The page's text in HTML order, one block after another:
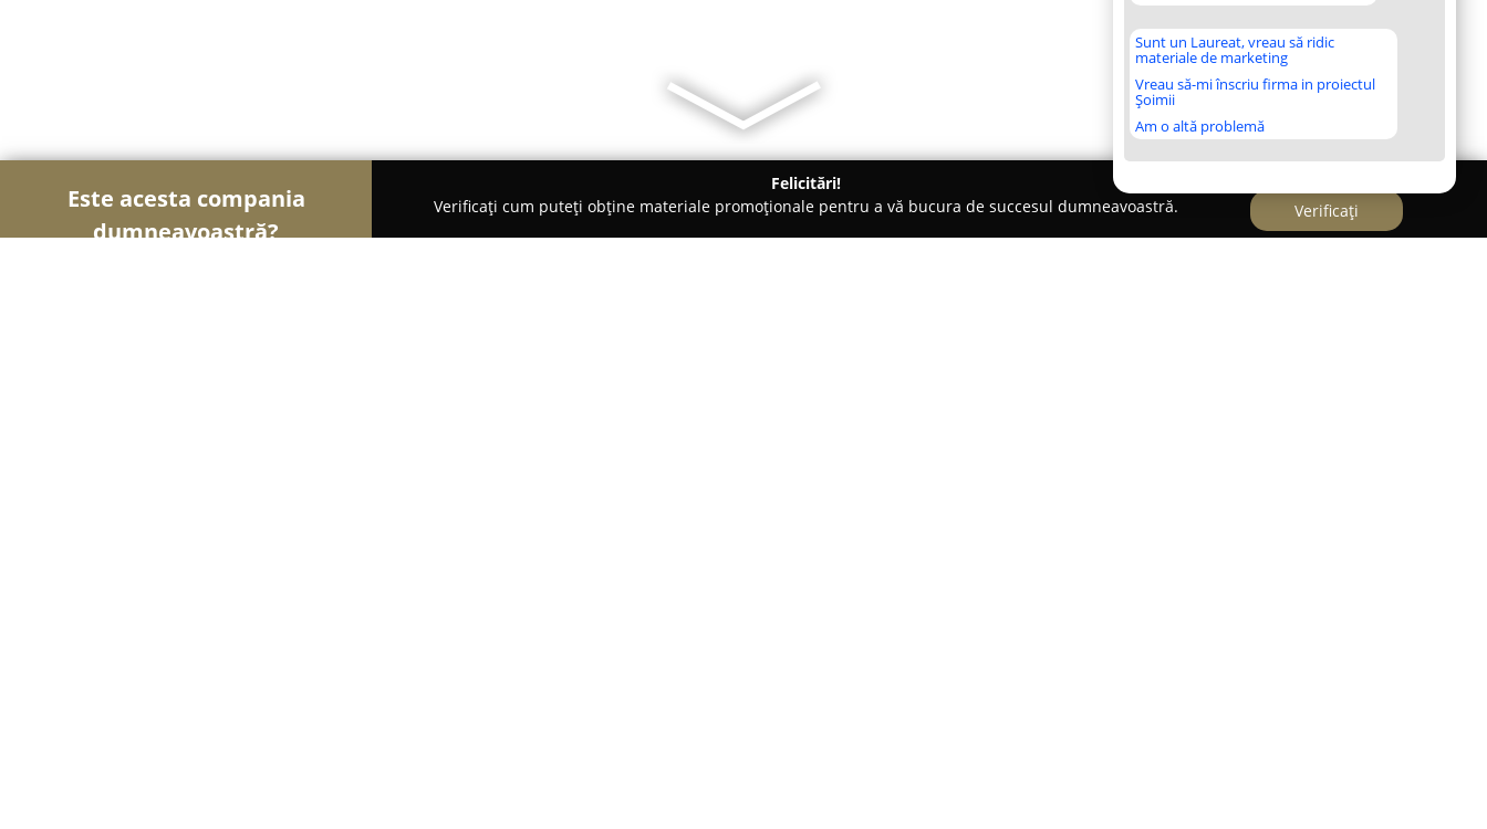
Sunt un Laureat, vreau să ridic
materiale de marketing
Vreau să-mi înscriu firma in proiectul
Șoimii
Am o altă problemă
Este acesta compania
dumneavoastră?
Felicitări!
Verificați cum puteți obține materiale promoționale pentru a vă bucura de succesul dumneavoastră.
Verificați